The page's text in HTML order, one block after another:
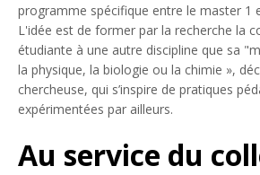
programme spécifique entre le master 1
L'idée est de former par la recherche la
étudiante à une autre discipline que sa
la physique, la biologie ou la chimie »,
chercheuse, qui s’inspire de pratiques
expérimentées par ailleurs.
Au service du